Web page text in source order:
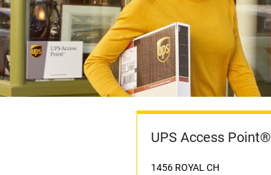
UPS Access Point®
1456 ROYAL CH